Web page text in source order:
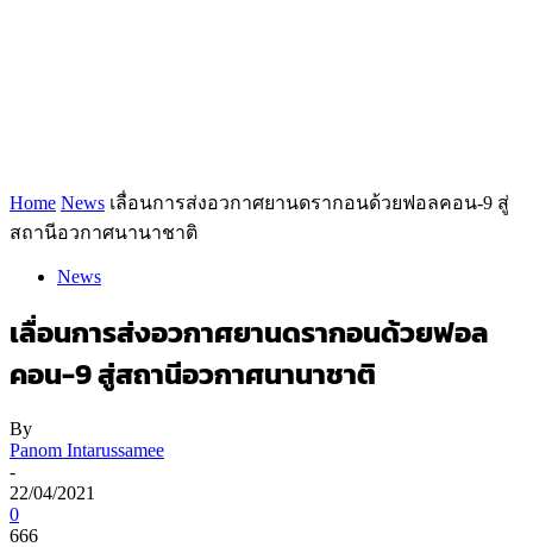
Home News เลื่อนการส่งอวกาศยานดรากอนด้วยฟอลคอน-9 สู่
สถานีอวกาศนานาชาติ
News
เลื่อนการส่งอวกาศยานดรากอนด้วยฟอล
คอน-9 สู่สถานีอวกาศนานาชาติ
By
Panom Intarussamee
-
22/04/2021
0
666